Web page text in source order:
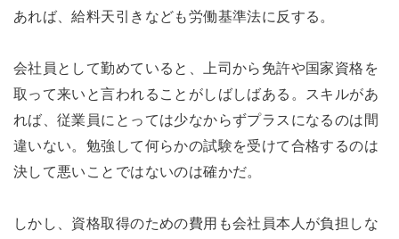
あれば、給料天引きなども労働基準法に反する。
会社員として勤めていると、上司から免許や国家資格を
取って来いと言われることがしばしばある。スキルがあ
れば、従業員にとっては少なからずプラスになるのは間
違いない。勉強して何らかの試験を受けて合格するのは
決して悪いことではないのは確かだ。
しかし、資格取得のための費用も会社員本人が負担しな